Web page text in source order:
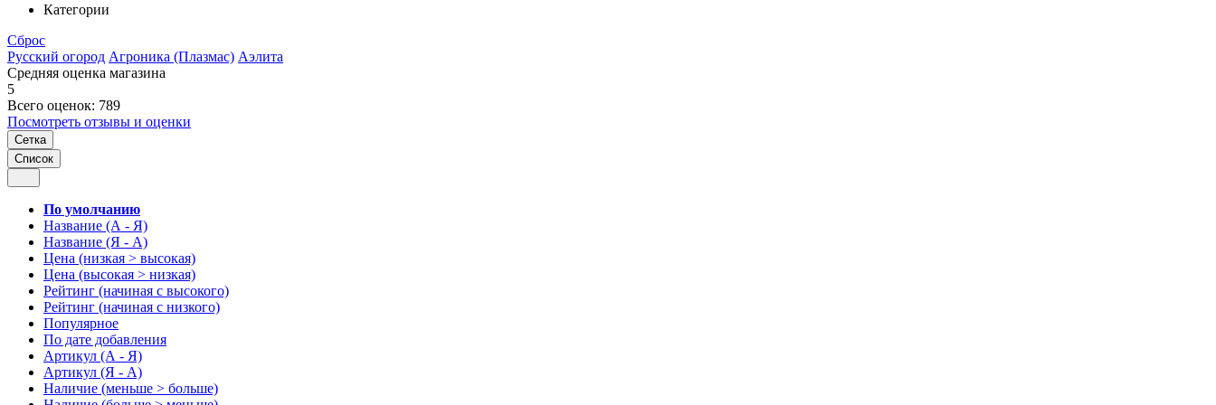
Категории
Сброс
Русский огород Агроника (Плазмас) Аэлита
Средняя оценка магазина
5
Всего оценок: 789
Посмотреть отзывы и оценки
Сетка
Список
По умолчанию
Название (А - Я)
Название (Я - А)
Цена (низкая > высокая)
Цена (высокая > низкая)
Рейтинг (начиная с высокого)
Рейтинг (начиная с низкого)
Популярное
По дате добавления
Артикул (А - Я)
Артикул (Я - А)
Наличие (меньше > больше)